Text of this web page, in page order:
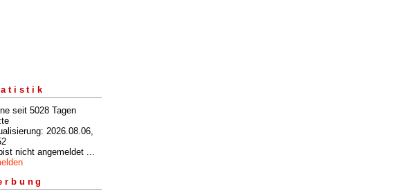
seit 5028 Tagen
2026.08.06,
nicht angemeldet ...